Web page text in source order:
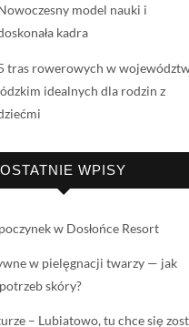
model nauki i
kadra
tras rowerowych w
idealnych dla rodzin z
OSTATNIE WPISY
w Dosłońce Resort
w pielęgnacji twarzy — jak
skóry?
– Lubiatowo, tu chce się